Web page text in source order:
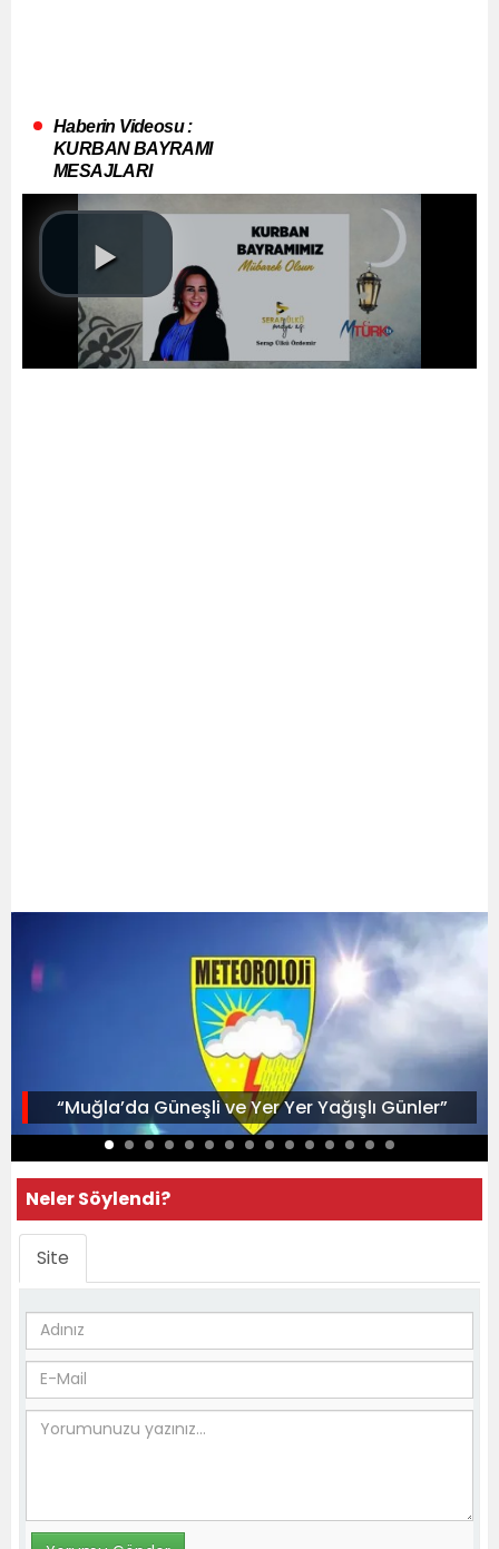
Haberin Videosu :
KURBAN BAYRAMI
MESAJLARI
“Muğla’da Güneşli ve Yer Yer Yağışlı Günler”
Neler Söylendi?
Site